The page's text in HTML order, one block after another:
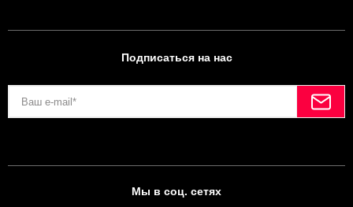
Подписаться на нас
Мы в соц. сетях